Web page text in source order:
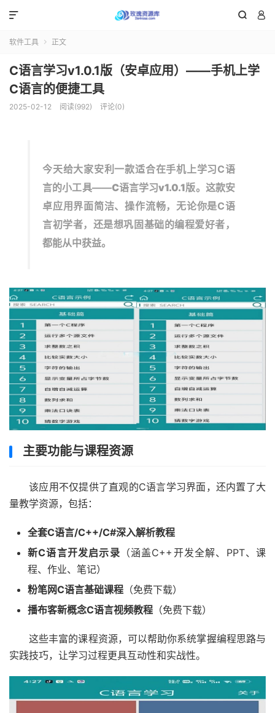
 

软件工具  正文
C语言学习v1.0.1版（安卓应用）——手机上学
C语言的便捷工具
2025-02-12 阅读(992) 评论(0)
今天给大家安利一款适合在手机上学习C语
言的小工具——C语言学习v1.0.1版。这款安
卓应用界面简洁、操作流畅，无论你是C语
言初学者，还是想巩固基础的编程爱好者，
都能从中获益。
主要功能与课程资源
该应用不仅提供了直观的C语言学习界面，还内置了大
量教学资源，包括：
全套C语言/C++/C#深入解析教程
新C语言开发启示录 （涵盖C++开发全解、PPT、课
程、作业、笔记）
粉笔网C语言基础课程 （免费下载）
播布客新概念C语言视频教程 （免费下载）
这些丰富的课程资源，可以帮助你系统掌握编程思路与
实践技巧，让学习过程更具互动性和实战性。